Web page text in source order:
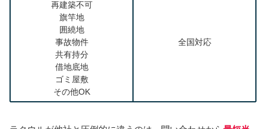
再建築不可
旗竿地
囲繞地
事故物件
共有持分
借地底地
ゴミ屋敷
その他OK
全国対応